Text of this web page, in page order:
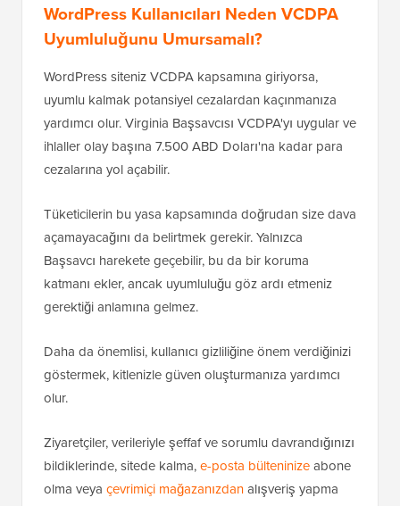
WordPress Kullanıcıları Neden VCDPA
Uyumluluğunu Umursamalı?
WordPress siteniz VCDPA kapsamına giriyorsa,
uyumlu kalmak potansiyel cezalardan kaçınmanıza
yardımcı olur. Virginia Başsavcısı VCDPA'yı uygular ve
ihlaller olay başına 7.500 ABD Doları'na kadar para
cezalarına yol açabilir.
Tüketicilerin bu yasa kapsamında doğrudan size dava
açamayacağını da belirtmek gerekir. Yalnızca
Başsavcı harekete geçebilir, bu da bir koruma
katmanı ekler, ancak uyumluluğu göz ardı etmeniz
gerektiği anlamına gelmez.
Daha da önemlisi, kullanıcı gizliliğine önem verdiğinizi
göstermek, kitlenizle güven oluşturmanıza yardımcı
olur.
Ziyaretçiler, verileriyle şeffaf ve sorumlu davrandığınızı
bildiklerinde, sitede kalma,e-posta bülteninizeabone
olma veya çevrimiçi mağazanızdanalışveriş yapma